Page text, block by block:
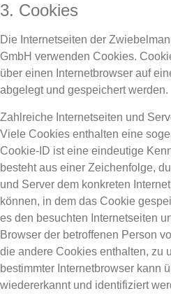
3. Cookies
Die Internetseiten der
GmbH verwenden Cookies.
über einen Internetbrowser auf
abgelegt und gespeichert werden.
Zahlreiche Internetseiten und
Viele Cookies enthalten eine
Cookie-ID ist eine eindeutige
besteht aus einer Zeichenfolge,
und Server dem konkreten
können, in dem das Cookie
es den besuchten Internetseiten
Browser der betroffenen Person
die andere Cookies enthalten, zu
bestimmter Internetbrowser kann
wiedererkannt und identifiziert